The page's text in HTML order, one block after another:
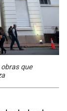
que